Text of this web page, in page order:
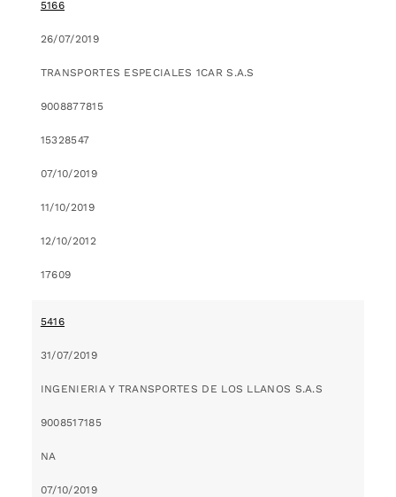
5166
26/07/2019
TRANSPORTES ESPECIALES 1CAR S.A.S
9008877815
15328547
07/10/2019
11/10/2019
12/10/2012
17609
5416
31/07/2019
INGENIERIA Y TRANSPORTES DE LOS LLANOS S.A.S
9008517185
NA
07/10/2019